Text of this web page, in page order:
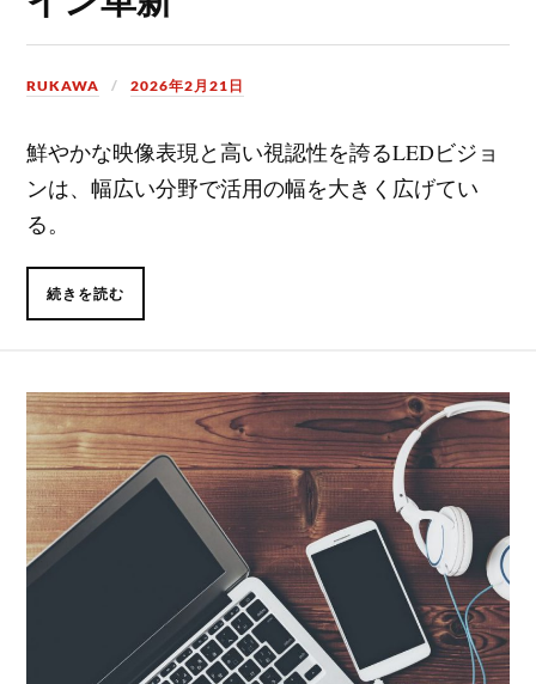
RUKAWA 2026年2月21日
鮮やかな映像表現と高い視認性を誇るLEDビジョ
ンは、幅広い分野で活用の幅を大きく広げてい
る。
続きを読む